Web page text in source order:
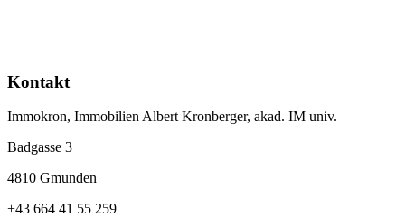
Kontakt
Immokron, Immobilien Albert Kronberger, akad. IM univ.
Badgasse 3
4810 Gmunden
+43 664 41 55 259